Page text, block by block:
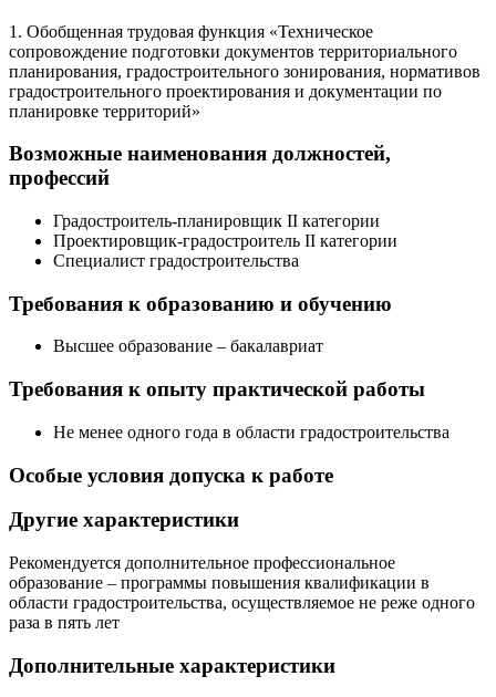
1. Обобщенная трудовая функция «Техническое
сопровождение подготовки документов территориального
планирования, градостроительного зонирования, нормативов
градостроительного проектирования и документации по
планировке территорий»
Возможные наименования должностей,
профессий
Градостроитель-планировщик II категории
Проектировщик-градостроитель II категории
Специалист градостроительства
Требования к образованию и обучению
Высшее образование – бакалавриат
Требования к опыту практической работы
Не менее одного года в области градостроительства
Особые условия допуска к работе
Другие характеристики
Рекомендуется дополнительное профессиональное
образование – программы повышения квалификации в
области градостроительства, осуществляемое не реже одного
раза в пять лет
Дополнительные характеристики